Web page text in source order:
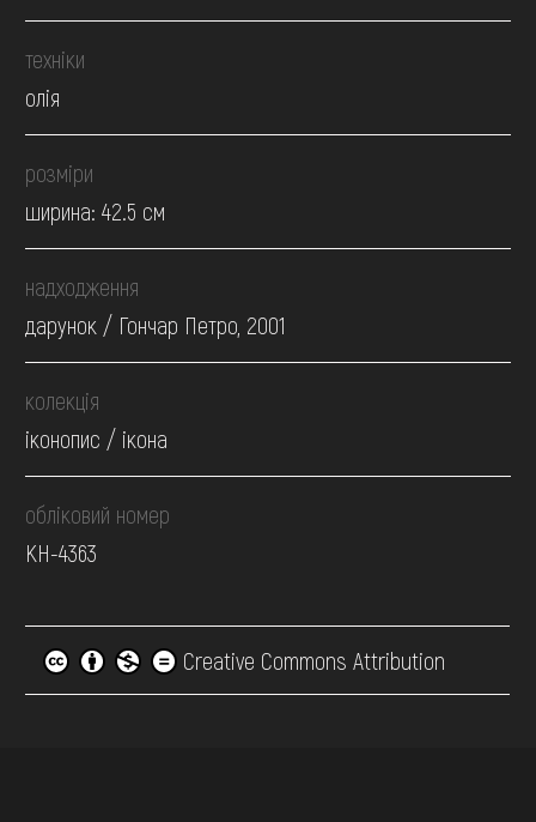
техніки
олія
розміри
ширина: 42.5 см
надходження
дарунок / Гончар Петро, 2001
колекція
іконопис / ікона
обліковий номер
КН-4363
Creative Commons Attribution